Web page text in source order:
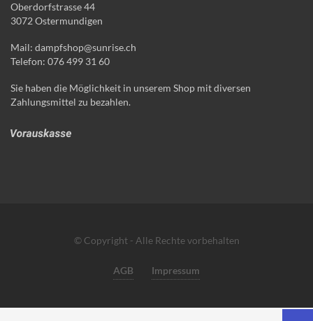
Oberdorfstrasse 44
3072 Ostermundigen
Mail: dampfshop@sunrise.ch
Telefon: 076 499 31 60
Sie haben die Möglichkeit in unserem Shop mit diversen
Zahlungsmittel zu bezahlen.
© Copyright - Alle Rechte vorbehalten
AGB Impressum